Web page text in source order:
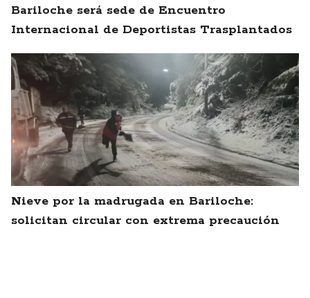
Bariloche será sede de Encuentro
Internacional de Deportistas Trasplantados
Nieve por la madrugada en Bariloche:
solicitan circular con extrema precaución